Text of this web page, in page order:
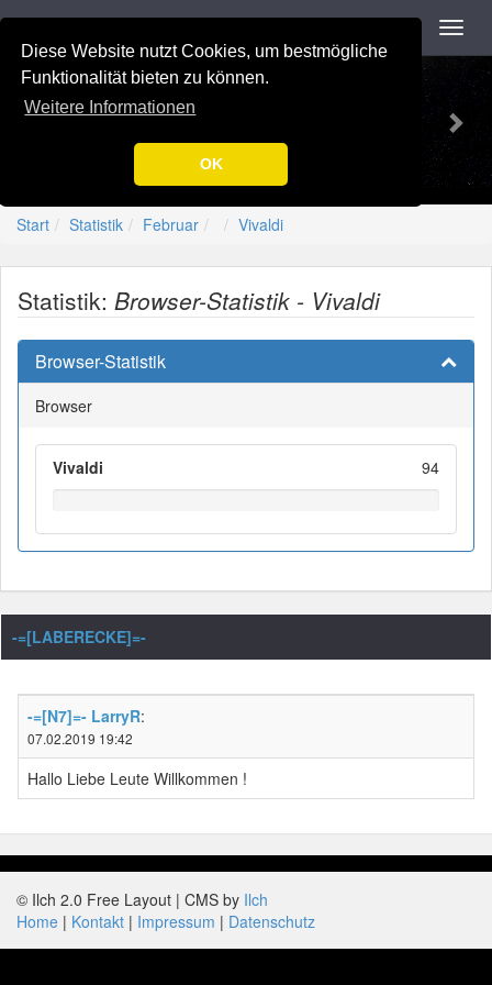
Diese Website nutzt Cookies, um bestmögliche
Funktionalität bieten zu können.
Weitere Informationen
OK
Navigation
Previous-=[Nation-7.de]=-
Start Statistik Februar Vivaldi
Statistik: Browser-Statistik - Vivaldi
Browser-Statistik
Browser
Vivaldi 94
-=[LABERECKE]=-
-=[N7]=- LarryR:
07.02.2019 19:42
Hallo Liebe Leute Willkommen !
© Ilch 2.0 Free Layout | CMS by Ilch
Home
Kontakt Impressum Datenschutz